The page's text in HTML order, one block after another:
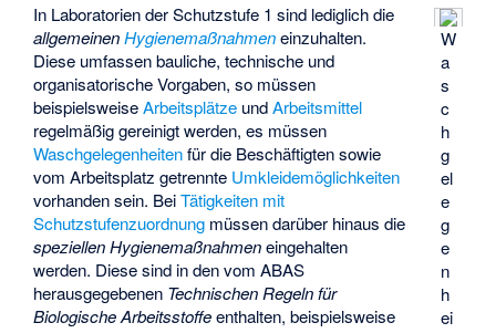
W
a
s
c
h
g
el
e
g
e
n
h
ei
In Laboratorien der Schutzstufe 1 sind lediglich die
allgemeinenHygienemaßnahmeneinzuhalten.
Diese umfassen bauliche, technische und
organisatorische Vorgaben, so müssen
beispielsweiseArbeitsplätze undArbeitsmittel
regelmäßig gereinigt werden, es müssen
Waschgelegenheitenfür die Beschäftigten sowie
vom Arbeitsplatz getrennte Umkleidemöglichkeiten
vorhanden sein. BeiTätigkeiten mit
Schutzstufenzuordnung müssen darüber hinaus die
speziellen Hygienemaßnahmeneingehalten
werden. Diese sind in den vom ABAS
herausgegebenen Technischen Regeln für
Biologische Arbeitsstoffeenthalten, beispielsweise